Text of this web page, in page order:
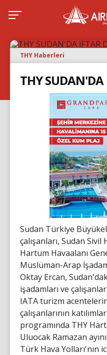
THY Haberleri
THY SUDAN'DA
Sudan Türkiye
çalışanları, Sudan Sivil
Hartum Havaalanı
Müslüman-Arap
Oktay Ercan,
işadamları ve
IATA turizm
çalışanlarının
programında THY
Uluocak Ramazan
Türk Hava Yolları'nın